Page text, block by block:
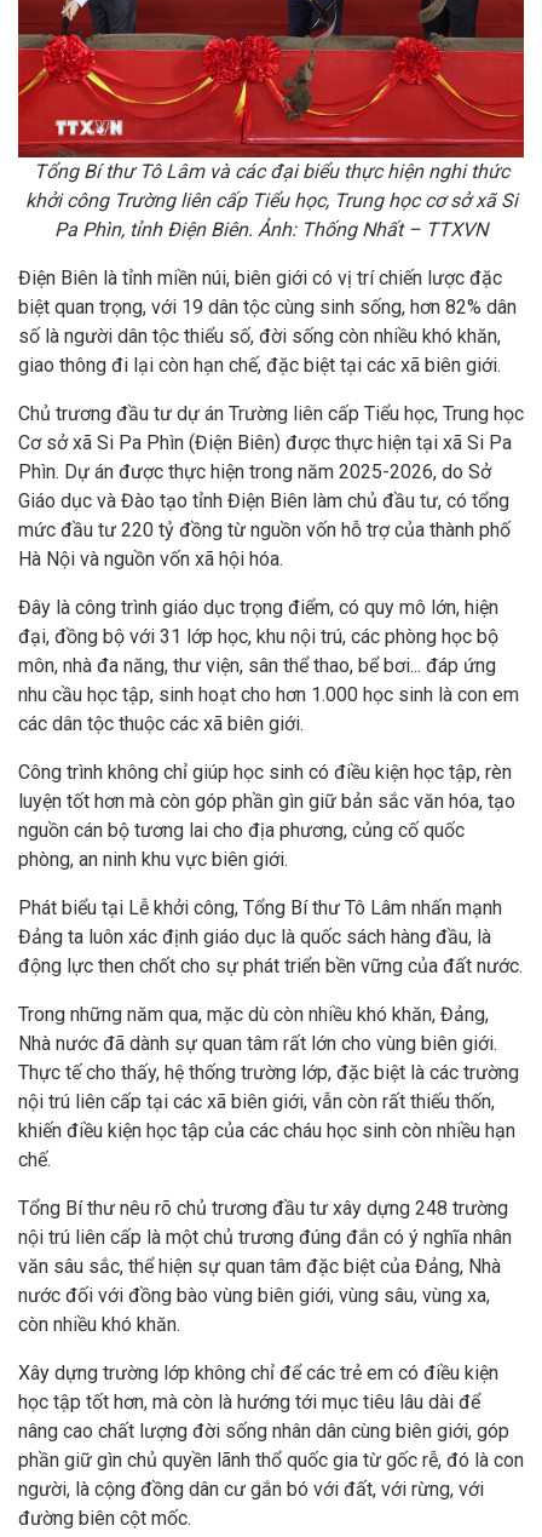
Tổng Bí thư Tô Lâm và các đại biểu thực hiện nghi thức
khởi công Trường liên cấp Tiểu học, Trung học cơ sở xã Si
Pa Phìn, tỉnh Điện Biên. Ảnh: Thống Nhất – TTXVN
Điện Biên là tỉnh miền núi, biên giới có vị trí chiến lược đặc
biệt quan trọng, với 19 dân tộc cùng sinh sống, hơn 82% dân
số là người dân tộc thiểu số, đời sống còn nhiều khó khăn,
giao thông đi lại còn hạn chế, đặc biệt tại các xã biên giới.
Chủ trương đầu tư dự án Trường liên cấp Tiểu học, Trung học
Cơ sở xã Si Pa Phìn (Điện Biên) được thực hiện tại xã Si Pa
Phìn. Dự án được thực hiện trong năm 2025-2026, do Sở
Giáo dục và Đào tạo tỉnh Điện Biên làm chủ đầu tư, có tổng
mức đầu tư 220 tỷ đồng từ nguồn vốn hỗ trợ của thành phố
Hà Nội và nguồn vốn xã hội hóa.
Đây là công trình giáo dục trọng điểm, có quy mô lớn, hiện
đại, đồng bộ với 31 lớp học, khu nội trú, các phòng học bộ
môn, nhà đa năng, thư viện, sân thể thao, bể bơi... đáp ứng
nhu cầu học tập, sinh hoạt cho hơn 1.000 học sinh là con em
các dân tộc thuộc các xã biên giới.
Công trình không chỉ giúp học sinh có điều kiện học tập, rèn
luyện tốt hơn mà còn góp phần gìn giữ bản sắc văn hóa, tạo
nguồn cán bộ tương lai cho địa phương, củng cố quốc
phòng, an ninh khu vực biên giới.
Phát biểu tại Lễ khởi công, Tổng Bí thư Tô Lâm nhấn mạnh
Đảng ta luôn xác định giáo dục là quốc sách hàng đầu, là
động lực then chốt cho sự phát triển bền vững của đất nước.
Trong những năm qua, mặc dù còn nhiều khó khăn, Đảng,
Nhà nước đã dành sự quan tâm rất lớn cho vùng biên giới.
Thực tế cho thấy, hệ thống trường lớp, đặc biệt là các trường
nội trú liên cấp tại các xã biên giới, vẫn còn rất thiếu thốn,
khiến điều kiện học tập của các cháu học sinh còn nhiều hạn
chế.
Tổng Bí thư nêu rõ chủ trương đầu tư xây dựng 248 trường
nội trú liên cấp là một chủ trương đúng đắn có ý nghĩa nhân
văn sâu sắc, thể hiện sự quan tâm đặc biệt của Đảng, Nhà
nước đối với đồng bào vùng biên giới, vùng sâu, vùng xa,
còn nhiều khó khăn.
Xây dựng trường lớp không chỉ để các trẻ em có điều kiện
học tập tốt hơn, mà còn là hướng tới mục tiêu lâu dài để
nâng cao chất lượng đời sống nhân dân cùng biên giới, góp
phần giữ gìn chủ quyền lãnh thổ quốc gia từ gốc rễ, đó là con
người, là cộng đồng dân cư gắn bó với đất, với rừng, với
đường biên cột mốc.